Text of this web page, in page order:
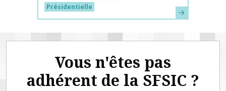
Présidentielle
En savoir plus
Vous n'êtes pas
adhérent de la SFSIC ?